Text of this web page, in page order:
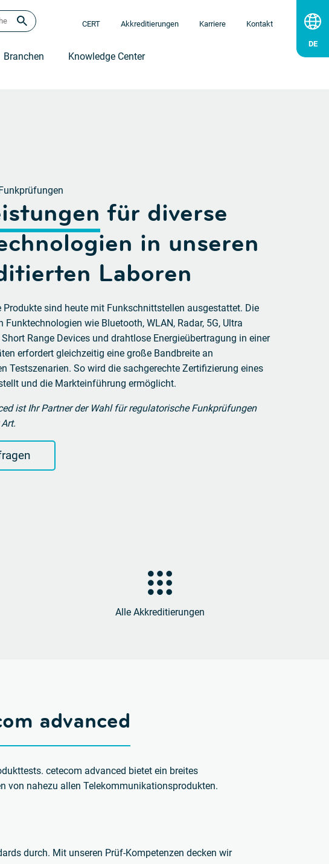
CERT Akkreditierungen Karriere Kontakt
Branchen Knowledge Center
für diverse
in unseren
Laboren
Produkte sind heute mit Funkschnittstellen ausgestattet. Die
Funktechnologien wie Bluetooth, WLAN, Radar, 5G, Ultra
Short Range Devices und drahtlose Energieübertragung in einer
erfordert gleichzeitig eine große Bandbreite an
Testszenarien. So wird die sachgerechte Zertifizierung eines
und die Markteinführung ermöglicht.
ist Ihr Partner der Wahl für regulatorische Funkprüfungen
Alle Akkreditierungen
advanced
cetecom advanced bietet ein breites
von nahezu allen Telekommunikationsprodukten.
durch. Mit unseren Prüf-Kompetenzen decken wir